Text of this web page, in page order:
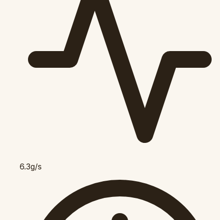
6.3g/s